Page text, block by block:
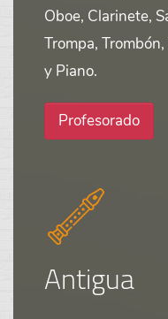
Oboe, Clarinete,
Trompa,
y Piano.
Profesorado
Antigua